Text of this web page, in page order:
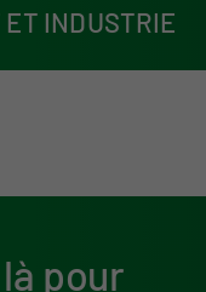
INDUSTRIE
pour